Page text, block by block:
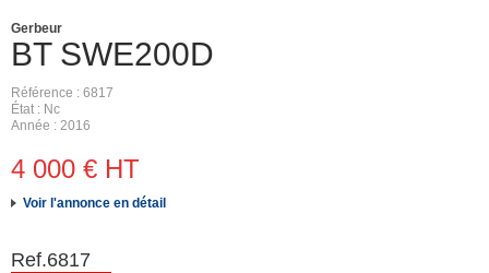
BT SWE200D
Gerbeur
Référence
6817
État
Nc
Année
2016
4 000 € HT
Voir l'annonce en détail
Ref.6817